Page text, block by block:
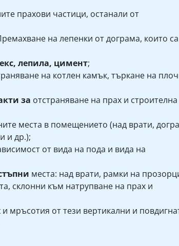
прахови частици, останали от
на лепенки от дограма, които са
лепила, цимент;
на котлен камък, търкане на
за отстраняване на прах и строителна
места в помещението (над врати,
и др.);
от вида на пода и вида на
места: над врати, рамки на
склонни към натрупване на прах и
мръсотия от тези вертикални и